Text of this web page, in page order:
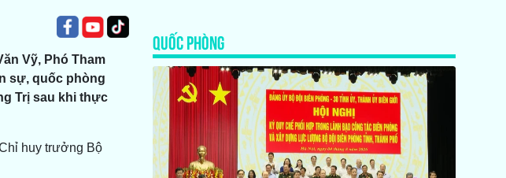
Vỹ, Phó Tham
sự, quốc phòng
Trị sau khi thực
huy trưởng Bộ
QUỐC PHÒNG